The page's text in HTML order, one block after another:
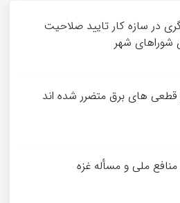
در سازه کار تایید صلاحیت
شوراهای شهر
قطعی های برق متضرر شده اند
منافع ملی و مسأله غزه